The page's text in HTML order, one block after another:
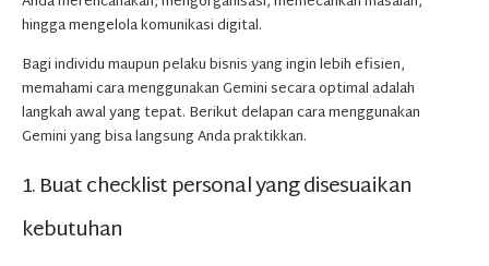
hingga mengelola komunikasi digital.
Bagi individu maupun pelaku bisnis yang ingin lebih efisien,
memahami cara menggunakan Gemini secara optimal adalah
langkah awal yang tepat. Berikut delapan cara menggunakan
Gemini yang bisa langsung Anda praktikkan.
1. Buat checklist personal yang disesuaikan
kebutuhan